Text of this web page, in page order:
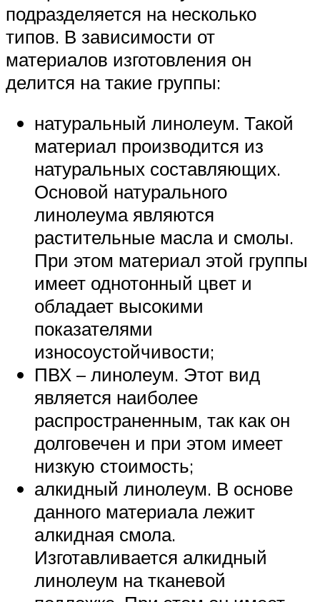
подразделяется на несколько
типов. В зависимости от
материалов изготовления он
делится на такие группы:
натуральный линолеум. Такой
материал производится из
натуральных составляющих.
Основой натурального
линолеума являются
растительные масла и смолы.
При этом материал этой группы
имеет однотонный цвет и
обладает высокими
показателями
износоустойчивости;
ПВХ – линолеум. Этот вид
является наиболее
распространенным, так как он
долговечен и при этом имеет
низкую стоимость;
алкидный линолеум. В основе
данного материала лежит
алкидная смола.
Изготавливается алкидный
линолеум на тканевой